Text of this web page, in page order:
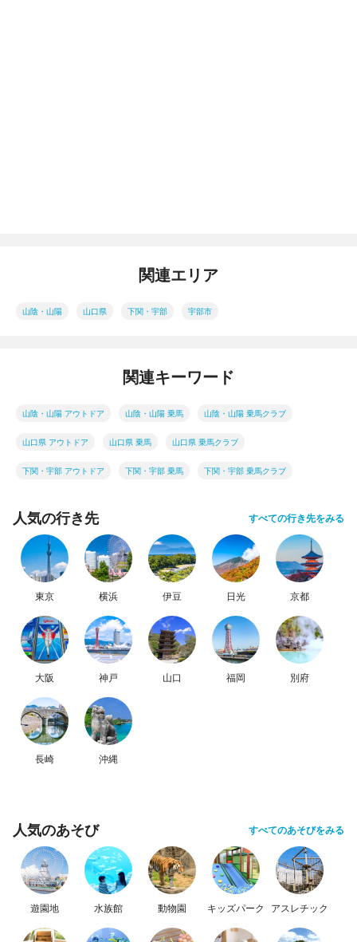
関連エリア
山陰・山陽 山口県 下関・宇部 宇部市
関連キーワード
山陰・山陽 アウトドア 山陰・山陽 乗馬 山陰・山陽 乗馬クラブ
山口県 アウトドア 山口県 乗馬 山口県 乗馬クラブ
下関・宇部 アウトドア 下関・宇部 乗馬 下関・宇部 乗馬クラブ
人気の行き先 すべての行き先をみる
東京 横浜 伊豆 日光 京都
大阪 神戸 山口 福岡 別府
長崎 沖縄
人気のあそび すべてのあそびをみる
遊園地 水族館 動物園 キッズパーク アスレチック